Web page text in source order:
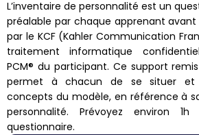
L’inventaire de personnalité est un
préalable par chaque apprenant
par le KCF (Kahler Communication
traitement informatique
PCM® du participant. Ce support
permet à chacun de se situer et
concepts du modèle, en référence à
personnalité. Prévoyez environ
questionnaire.